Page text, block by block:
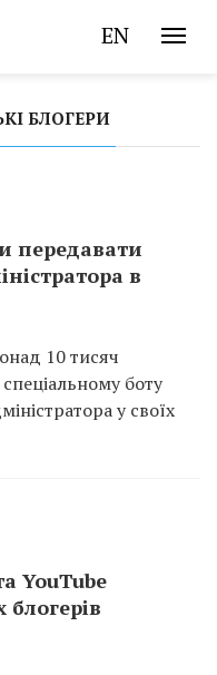
EN
БЛОГЕРИ
передавати
в
10 тисяч
боту
у своїх
YouTube